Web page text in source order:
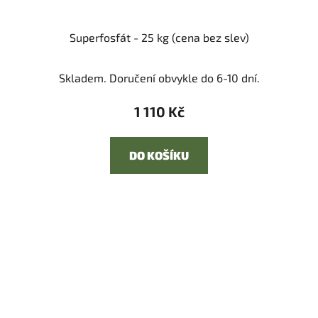
Superfosfát - 25 kg (cena bez slev)
Skladem. Doručení obvykle do 6-10 dní.
1 110 Kč
DO KOŠÍKU